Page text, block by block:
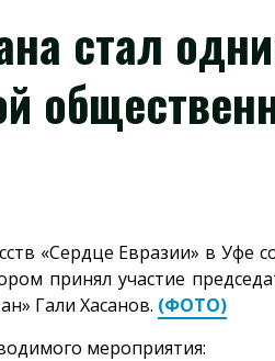
стал
«Сердце Евразии» в Уфе
принял участие
Гали Хасанов. (ФОТО)
мероприятия: